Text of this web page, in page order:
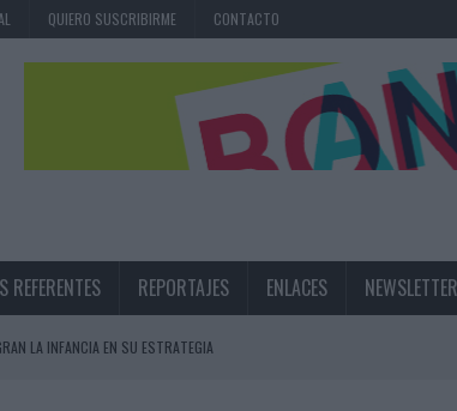
QUIERO SUSCRIBIRME CONTACTO
REFERENTES REPORTAJES ENLACES NEWSLETTER
LA INFANCIA EN SU ESTRATEGIA